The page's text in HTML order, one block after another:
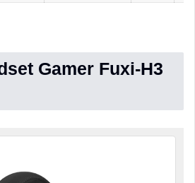
Gamer Fuxi-H3